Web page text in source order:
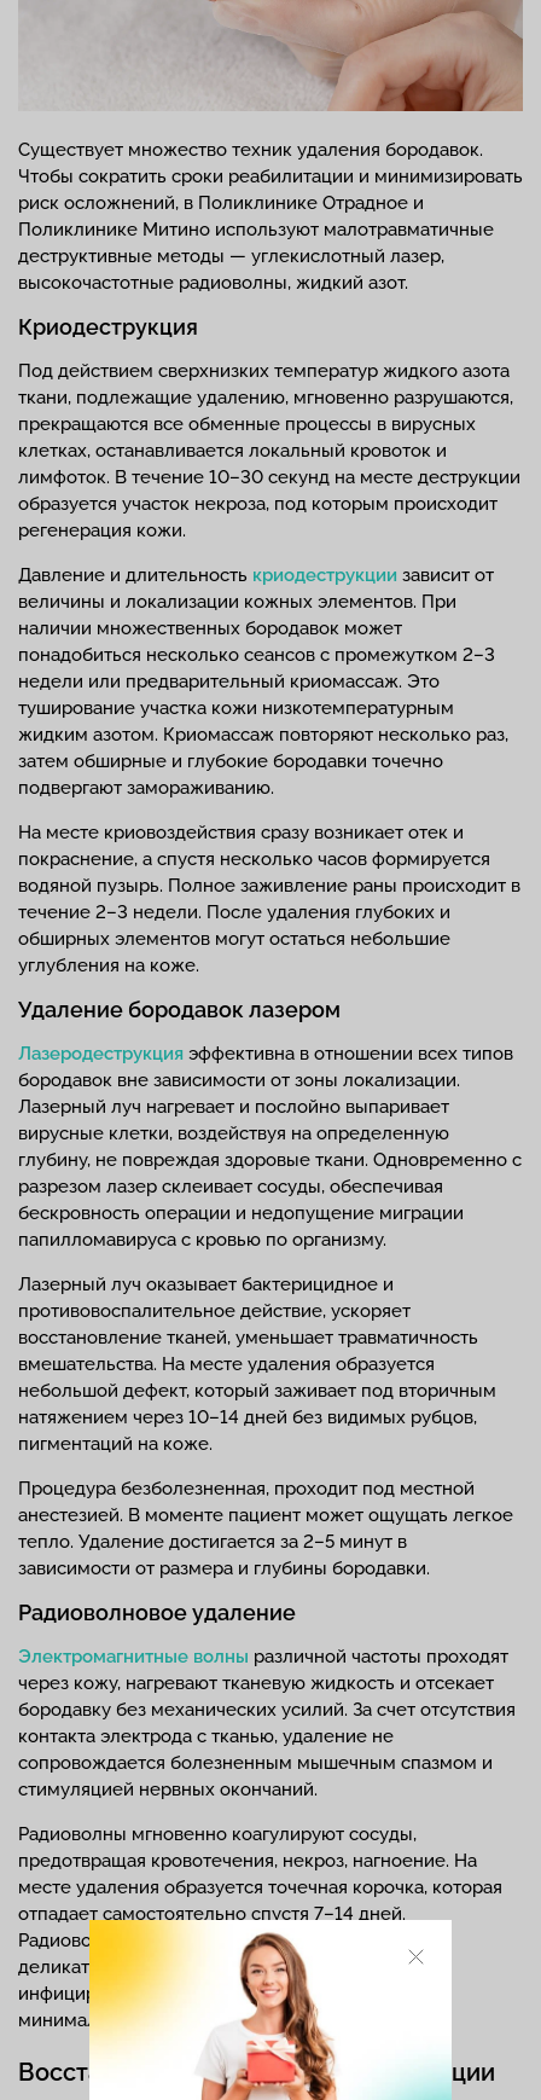
Существует множество техник удаления бородавок.
Чтобы сократить сроки реабилитации и минимизировать
риск осложнений, в Поликлинике Отрадное и
Поликлинике Митино используют малотравматичные
деструктивные методы — углекислотный лазер,
высокочастотные радиоволны, жидкий азот.
Криодеструкция
Под действием сверхнизких температур жидкого азота
ткани, подлежащие удалению, мгновенно разрушаются,
прекращаются все обменные процессы в вирусных
клетках, останавливается локальный кровоток и
лимфоток. В течение 10–30 секунд на месте деструкции
образуется участок некроза, под которым происходит
регенерация кожи.
Давление и длительность криодеструкции зависит от
величины и локализации кожных элементов. При
наличии множественных бородавок может
понадобиться несколько сеансов с промежутком 2–3
недели или предварительный криомассаж. Это
туширование участка кожи низкотемпературным
жидким азотом. Криомассаж повторяют несколько раз,
затем обширные и глубокие бородавки точечно
подвергают замораживанию.
На месте криовоздействия сразу возникает отек и
покраснение, а спустя несколько часов формируется
водяной пузырь. Полное заживление раны происходит в
течение 2–3 недели. После удаления глубоких и
обширных элементов могут остаться небольшие
углубления на коже.
Удаление бородавок лазером
Лазеродеструкция эффективна в отношении всех типов
бородавок вне зависимости от зоны локализации.
Лазерный луч нагревает и послойно выпаривает
вирусные клетки, воздействуя на определенную
глубину, не повреждая здоровые ткани. Одновременно с
разрезом лазер склеивает сосуды, обеспечивая
бескровность операции и недопущение миграции
папилломавируса с кровью по организму.
Лазерный луч оказывает бактерицидное и
противовоспалительное действие, ускоряет
восстановление тканей, уменьшает травматичность
вмешательства. На месте удаления образуется
небольшой дефект, который заживает под вторичным
натяжением через 10–14 дней без видимых рубцов,
пигментаций на коже.
Процедура безболезненная, проходит под местной
анестезией. В моменте пациент может ощущать легкое
тепло. Удаление достигается за 2–5 минут в
зависимости от размера и глубины бородавки.
Радиоволновое удаление
Электромагнитные волны различной частоты проходят
через кожу, нагревают тканевую жидкость и отсекает
бородавку без механических усилий. За счет отсутствия
контакта электрода с тканью, удаление не
сопровождается болезненным мышечным спазмом и
стимуляцией нервных окончаний.
Радиоволны мгновенно коагулируют сосуды,
предотвращая кровотечения, некроз, нагноение. На
месте удаления образуется точечная корочка, которая
отпадает самостоятельно спустя 7–14 дней.
Радиоволновое удаление используют на самых
деликатных зонах тела и лица, так как риск
инфицирования, воспаления и рубцевания раны
минимальный.
Восстановление и уход после операции